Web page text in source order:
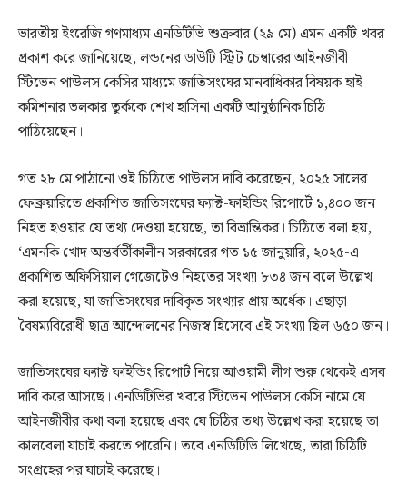
ভারতীয় ইংরেজি গণমাধ্যম এনডিটিভি শুক্রবার (২৯ মে) এমন একটি খবর
প্রকাশ করে জানিয়েছে, লন্ডনের ডাউটি স্ট্রিট চেম্বারের আইনজীবী
স্টিভেন পাউলস কেসির মাধ্যমে জাতিসংঘের মানবাধিকার বিষয়ক হাই
কমিশনার ভলকার তুর্ককে শেখ হাসিনা একটি আনুষ্ঠানিক চিঠি
পাঠিয়েছেন।
গত ২৮ মে পাঠানো ওই চিঠিতে পাউলস দাবি করেছেন, ২০২৫ সালের
ফেব্রুয়ারিতে প্রকাশিত জাতিসংঘের ফ্যাক্ট-ফাইন্ডিং রিপোর্টে ১,৪০০ জন
নিহত হওয়ার যে তথ্য দেওয়া হয়েছে, তা বিভ্রান্তিকর। চিঠিতে বলা হয়,
‘এমনকি খোদ অন্তর্বর্তীকালীন সরকারের গত ১৫ জানুয়ারি, ২০২৫-এ
প্রকাশিত অফিসিয়াল গেজেটেও নিহতের সংখ্যা ৮৩৪ জন বলে উল্লেখ
করা হয়েছে, যা জাতিসংঘের দাবিকৃত সংখ্যার প্রায় অর্ধেক। এছাড়া
বৈষম্যবিরোধী ছাত্র আন্দোলনের নিজস্ব হিসেবে এই সংখ্যা ছিল ৬৫০ জন।
জাতিসংঘের ফ্যাক্ট ফাইন্ডিং রিপোর্ট নিয়ে আওয়ামী লীগ শুরু থেকেই এসব
দাবি করে আসছে। এনডিটিভির খবরে স্টিভেন পাউলস কেসি নামে যে
আইনজীবীর কথা বলা হয়েছে এবং যে চিঠির তথ্য উল্লেখ করা হয়েছে তা
কালবেলা যাচাই করতে পারেনি। তবে এনডিটিভি লিখেছে, তারা চিঠিটি
সংগ্রহের পর যাচাই করেছে।